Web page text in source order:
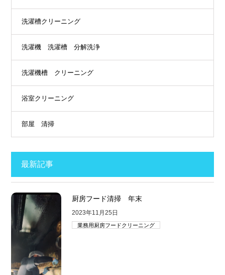
洗濯槽クリーニング
洗濯機 洗濯槽 分解洗浄
洗濯機槽 クリーニング
浴室クリーニング
部屋 清掃
最新記事
厨房フード清掃 年末
2023年11月25日
業務用厨房フードクリーニング